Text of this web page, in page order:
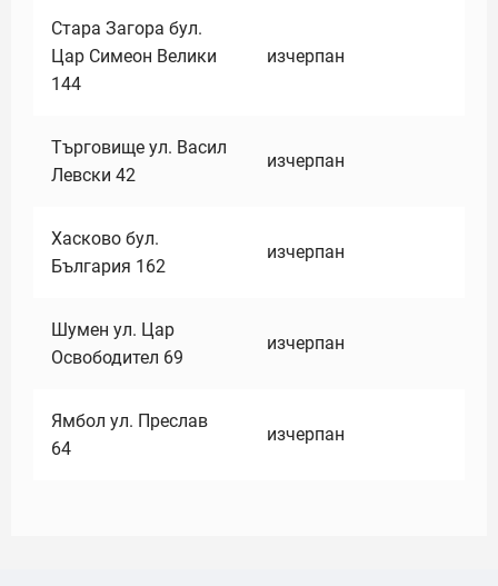
Стара Загора бул.
Цар Симеон Велики
144
изчерпан
Търговище ул. Васил
Левски 42
изчерпан
Хасково бул.
България 162
изчерпан
Шумен ул. Цар
Освободител 69
изчерпан
Ямбол ул. Преслав
64
изчерпан